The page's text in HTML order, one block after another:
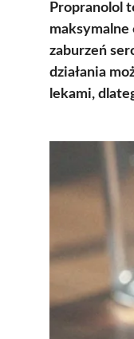
Propranolol
maksymalne
zaburzeń
działania
lekami,